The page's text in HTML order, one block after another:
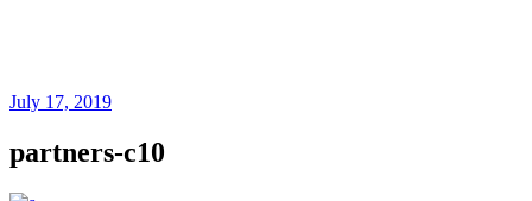
July 17, 2019
partners-c10